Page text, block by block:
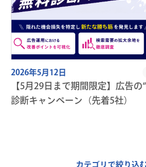
2026年5月12日
【5月29日まで期間限定】広告の
診断キャンペーン（先着5社）
カテゴリで絞り込